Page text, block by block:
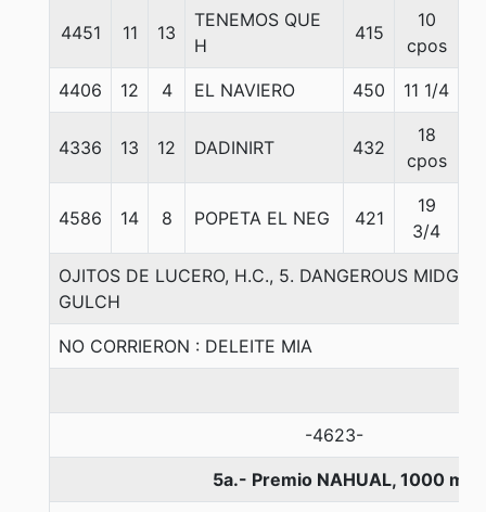
4451 11 13
TENEMOS QUE
H
415
10
cpos
4406 12 4 EL NAVIERO 450 11 1/4
4336 13 12 DADINIRT 432
18
cpos
4586 14 8 POPETA EL NEG 421
19
3/4
OJITOS DE LUCERO, H.C., 5. DANGEROUS MIDGE-
GULCH
NO CORRIERON : DELEITE MIA
-4623-
5a.- Premio NAHUAL, 1000